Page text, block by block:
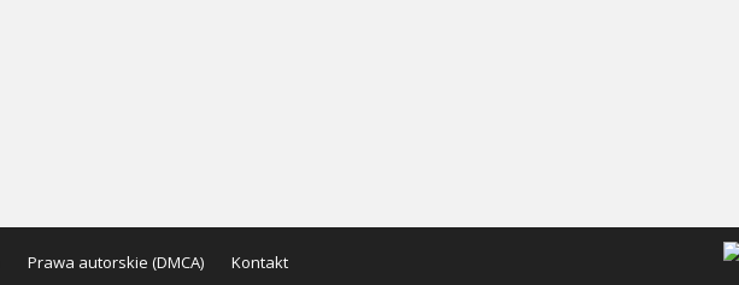
Prawa autorskie (DMCA) Kontakt